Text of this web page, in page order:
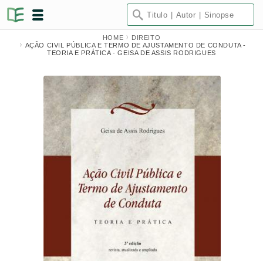
HOME
DIREITO
AÇÃO CIVIL PÚBLICA E TERMO DE AJUSTAMENTO DE CONDUTA -
TEORIA E PRÁTICA - GEISA DE ASSIS RODRIGUES